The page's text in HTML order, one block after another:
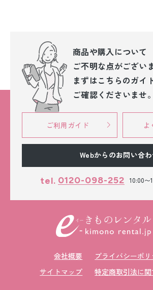
商品や購入について
ご不明な点がござい
まずはこちらのガイ
ご確認くださいませ。
ご利用ガイド よ
Webからのお問い合
tel. 0120-098-252 10:00〜
会社概要
プライバシーポ
サイトマップ
特定商取引法に